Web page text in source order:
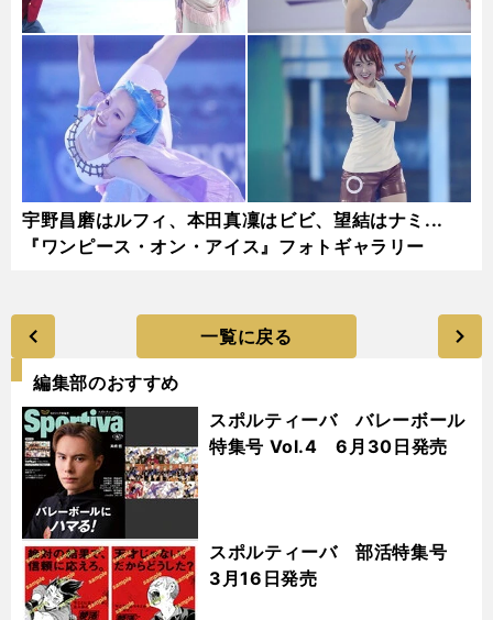
宇野昌磨はルフィ、本田真凜はビビ、望結はナミ...
『ワンピース・オン・アイス』フォトギャラリー
一覧に戻る
編集部のおすすめ
スポルティーバ バレーボール
特集号 Vol.4 6月30日発売
スポルティーバ 部活特集号
3月16日発売